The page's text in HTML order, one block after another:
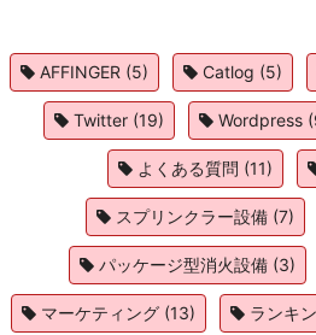
AFFINGER (5) Catlog (5)
Twitter(19) Wordpress
よくある質問 (11)
スプリンクラー設備 (7)
パッケージ型消火設備 (3)
マーケティング (13) ランキ